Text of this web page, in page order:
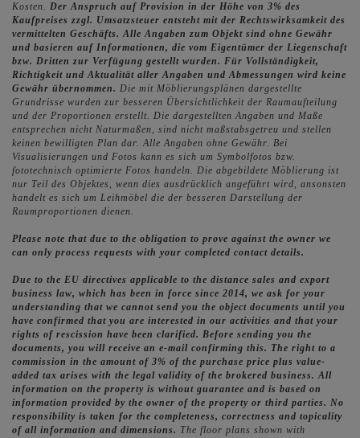
Kosten. Der Anspruch auf Provision in der Höhe von 3% des
Kaufpreises zzgl. Umsatzsteuer entsteht mit der Rechtswirksamkeit des
vermittelten Geschäfts.Alle Angaben zum Objekt sind ohne Gewähr
und basieren auf Informationen, die vom Eigentümer der Liegenschaft
bzw. Dritten zur Verfügung gestellt wurden. Für Vollständigkeit,
Richtigkeit und Aktualität aller Angaben und Abmessungen wird keine
Gewähr übernommen. Die mit Möblierungsplänen dargestellte
Grundrisse wurden zur besseren Übersichtlichkeit der Raumaufteilung
und der Proportionen erstellt. Die dargestellten Angaben und Maße
entsprechen nicht Naturmaßen, sind nicht maßstabsgetreu und stellen
keinen bewilligten Plan dar. Alle Angaben ohne Gewähr. Bei
Visualisierungen und Fotos kann es sich um Symbolfotos bzw.
fototechnisch optimierte Fotos handeln. Die abgebildete Möblierung ist
nur Teil des Objektes, wenn dies ausdrücklich angeführt wird, ansonsten
handelt es sich um Leihmöbel die der besseren Darstellung der
Raumproportionen dienen.
Please note that due to the obligation to prove against the owner we
can only process requests with your completed contact details.
Due to the EU directives applicable to the distance sales and export
business law, which has been in force since 2014, we ask for your
understanding that we cannot send you the object documents until you
have confirmed that you are interested in our activities and that your
rights of rescission have been clarified. Before sending you the
documents, you will receive an e-mail confirming this. The right to a
commission in the amount of 3% of the purchase price plus value-
added tax arises with the legal validity of the brokered business. All
information on the property is without guarantee and is based on
information provided by the owner of the property or third parties. No
responsibility is taken for the completeness, correctness and topicality
of all information and dimensions. The floor plans shown with